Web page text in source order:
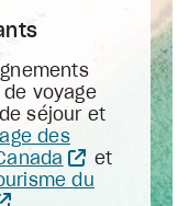
voyage
séjour et
des
et
du